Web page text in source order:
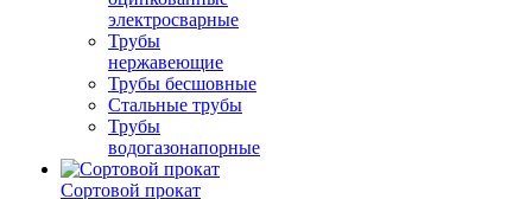
электросварные
Трубы
нержавеющие
Трубы бесшовные
Стальные трубы
Трубы
водогазонапорные
Сортовой прокат